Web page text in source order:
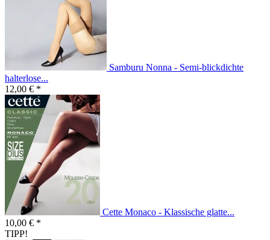
Samburu Nonna - Semi-blickdichte
halterlose...
12,00 € *
Cette Monaco - Klassische glatte...
10,00 € *
TIPP!